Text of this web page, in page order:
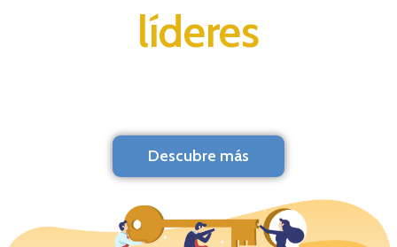
líderes
Descubre más